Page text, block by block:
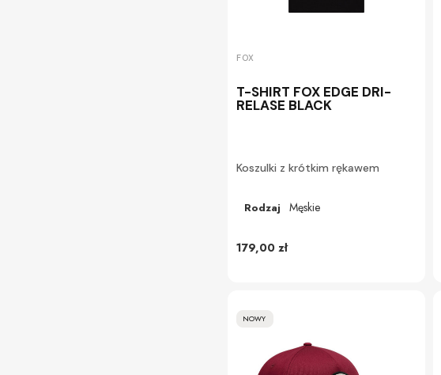
FOX
T-SHIRT FOX EDGE DRI-
RELASE BLACK
Koszulki z krótkim rękawem
Rodzaj Męskie
179,00 zł
NOWY